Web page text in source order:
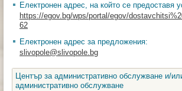
Електронен адрес, на който се предоставя
https://egov.bg/wps/portal/egov/
62
Електронен адрес за предложения:
slivopole@slivopole.bg
Център за административно обслужване и/
административно обслужване